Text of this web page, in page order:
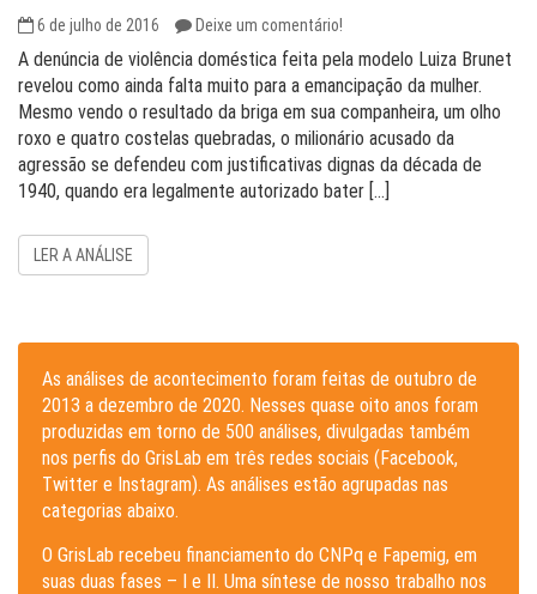
6 de julho de 2016 Deixe um comentário!
A denúncia de violência doméstica feita pela modelo Luiza Brunet
revelou como ainda falta muito para a emancipação da mulher.
Mesmo vendo o resultado da briga em sua companheira, um olho
roxo e quatro costelas quebradas, o milionário acusado da
agressão se defendeu com justificativas dignas da década de
1940, quando era legalmente autorizado bater […]
LER A ANÁLISE
As análises de acontecimento foram feitas de outubro de
2013 a dezembro de 2020. Nesses quase oito anos foram
produzidas em torno de 500 análises, divulgadas também
nos perfis do GrisLab em três redes sociais (Facebook,
Twitter e Instagram). As análises estão agrupadas nas
categorias abaixo.
O GrisLab recebeu financiamento do CNPq e Fapemig, em
suas duas fases – I e II. Uma síntese de nosso trabalho nos